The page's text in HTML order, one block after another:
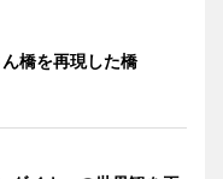
橋を再現した橋